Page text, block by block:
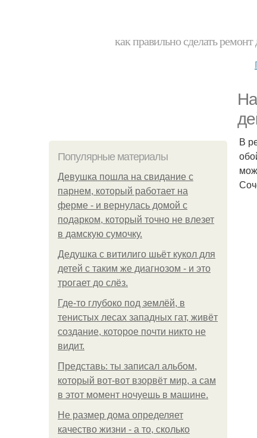
как правильно сделать
Популярные материалы
Девушка пошла на свидание с
парнем, который работает на
ферме - и вернулась домой с
подарком, который точно не влезет
в дамскую сумочку.
Дедушка с витилиго шьёт кукол для
детей с таким же диагнозом - и это
трогает до слёз.
Где-то глубоко под землёй, в
тенистых лесах западных гат, живёт
создание, которое почти никто не
видит.
Представь: ты записал альбом,
который вот-вот взорвёт мир, а сам
в этот момент ночуешь в машине.
Не размер дома определяет
качество жизни - а то, сколько
В